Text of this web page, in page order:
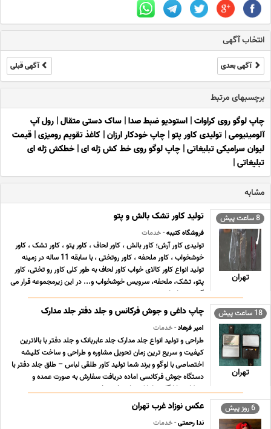
انتخاب آگهی
آگهی بعدی آگهی قبلی
برچسبهای مرتبط
چاپ لوگو روی کراوات| استودیو ضبط صدا| ساک دستی متقال| رول آپ
آلومینیومی| تولیدی کاور پتو| چاپ خودکار ارزان| کاغذ تقویم رومیزی| قیمت
لیوان سرامیکی تبلیغاتی| چاپ لوگو روی خط کش ژله ای| خطکش ژله ای
تبلیغاتی|
مشابه
8 ساعت پیش
تهران
تولید کاور تشک بالش و پتو
فروشگاه کتیبه- خدمات
تولیدی کاور آرش؛ کاور بالش ، کاور لحاف ، کاور پتو ، کاور تشک ، کاور
خوشخواب ، کاور ملحفه ، کاور روتختی ، با سابقه 11 ساله در زمینه
تولید انواع کاور کالای خواب کاور لحاف به طور کلی کاور رو تختی، کاور
پتو، تشک، ملحفه، سرویس خوشخواب و... در این زیرمجموعه قرار می
گیرند. تمام این محص ... ...
18 ساعت پیش
تهران
چاپ داغی و جوش فرکانس و جلد دفتر جلد مدارک
امیر فرهاد- خدمات
طراحی و تولید انواع جلد مدارک جلد عابربانک و جلد دفتر با بالاترین
کیفیت و سریع ترین زمان تحویل مشاوره و طراحی و ساخت کلیشه
اختصاصی با لوگو و برند شما تولید کاور طلقی لباس – طلق جلد دفتر با
دستگاه جوش فرکانسی اماده دریافت سفارش به صورت عمده و
همکاری با ارگان ها بانک ها و بخش خصوصی ... ...
6 روز پیش عکس نوزاد غرب تهران
ندا رحمتی- خدمات